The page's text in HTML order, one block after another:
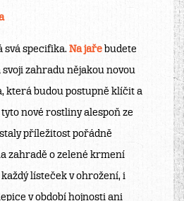
svá specifika. Na jaře budete
zahradu nějakou novou
která budou postupně klíčit a
nové rostliny alespoň ze
příležitost pořádně
zahradě o zelené krmení
lísteček v ohrožení, i
v období hojnosti ani